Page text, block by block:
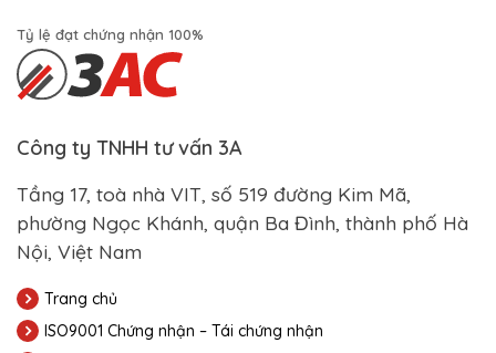
Tỷ lệ đạt chứng nhận 100%
Công ty TNHH tư vấn 3A
Tầng 17, toà nhà VIT, số 519 đường Kim Mã,
phường Ngọc Khánh, quận Ba Đình, thành phố Hà
Nội, Việt Nam
Trang chủ
ISO9001 Chứng nhận – Tái chứng nhận